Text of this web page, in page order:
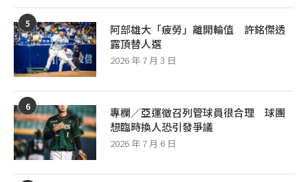
5
阿部雄大「疲勞」離開輪值 許銘傑透
露頂替人選
2026 年 7 月 3 日
6
專欄／亞運徵召列管球員很合理 球團
想臨時換人恐引發爭議
2026 年 7 月 6 日